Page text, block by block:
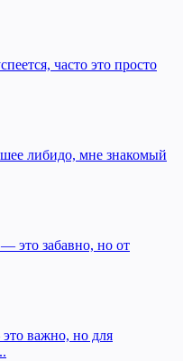
часто это просто
либидо, мне знакомый
это забавно, но от
важно, но для